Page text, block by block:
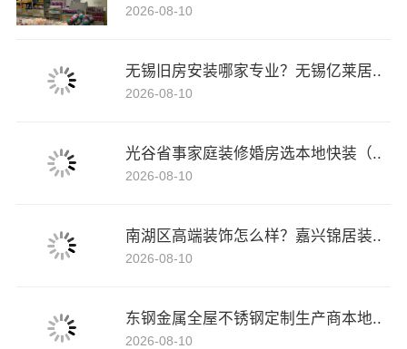
2026-08-10
无锡旧房安装哪家专业？无锡亿莱居..
2026-08-10
光谷省事家庭装修婚房选本地快装（..
2026-08-10
南湖区高端装饰怎么样？嘉兴锦居装..
2026-08-10
东钢金属全屋不锈钢定制生产商本地..
2026-08-10